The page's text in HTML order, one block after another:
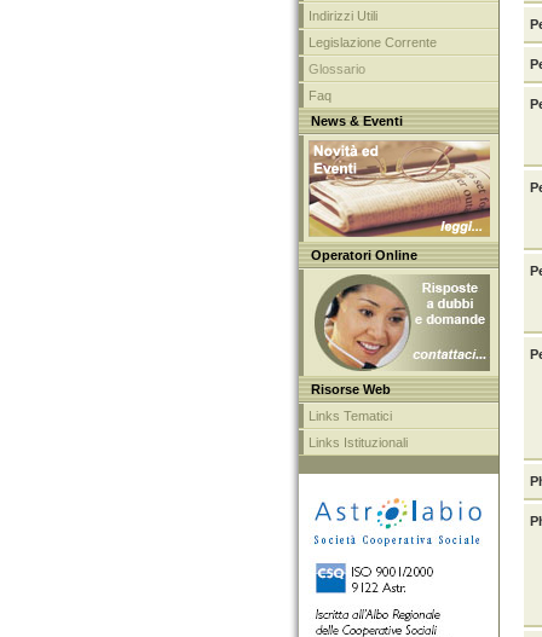
Indirizzi Utili
Legislazione Corrente
Glossario
Faq
News & Eventi
Operatori Online
Risorse Web
Links Tematici
Links Istituzionali